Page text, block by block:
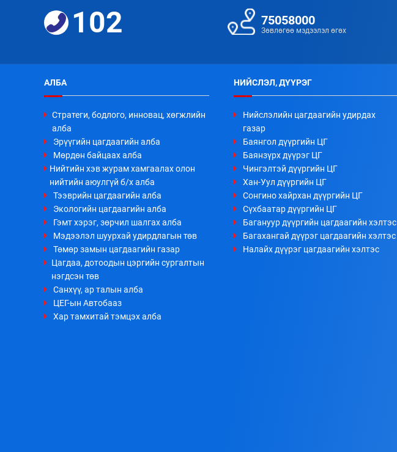
102 75058000
Зөвлөгөө мэдээлэл өгөх
АЛБА
Стратеги, бодлого, инновац, хөгжлийн
алба
Эрүүгийн цагдаагийн алба
Мөрдөн байцаах алба
Нийтийн хэв журам хамгаалах олон
нийтийн аюулгүй б/х алба
Тээврийн цагдаагийн алба
Экологийн цагдаагийн алба
Гэмт хэрэг, зөрчил шалгах алба
Мэдээлэл шуурхай удирдлагын төв
Төмөр замын цагдаагийн газар
Цагдаа, дотоодын цэргийн сургалтын
нэгдсэн төв
Санхүү, ар талын алба
ЦЕГ-ын Автобааз
Хар тамхитай тэмцэх алба
НИЙСЛЭЛ, ДҮҮРЭГ
Нийслэлийн цагдаагийн удирдах
газар
Баянгол дүүргийн ЦГ
Баянзүрх дүүрэг ЦГ
Чингэлтэй дүүргийн ЦГ
Хан-Уул дүүргийн ЦГ
Сонгино хайрхан дүүргийн ЦГ
Сүхбаатар дүүргийн ЦГ
Багануур дүүргийн цагдаагийн хэлтэс
Багахангай дүүрэг цагдаагийн хэлтэс
Налайх дүүрэг цагдаагийн хэлтэс